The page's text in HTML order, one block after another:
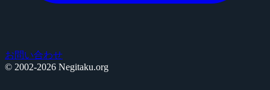
お問い合わせ
© 2002-2026 Negitaku.org